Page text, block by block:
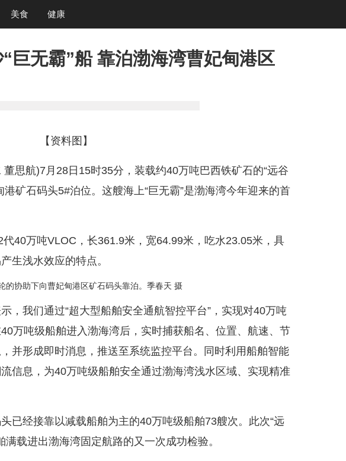
美食 健康
巨无霸”船 靠泊渤海湾曹妃甸港区
【资料图】
思航)7月28日15时35分，装载约40万吨巴西铁矿石的“远谷
矿石码头5#泊位。这艘海上“巨无霸”是渤海湾今年迎来的首
代40万吨VLOC，长361.9米，宽64.99米，吃水23.05米，具
生浅水效应的特点。
的协助下向曹妃甸港区矿石码头靠泊。季春天 摄
，我们通过“超大型船舶安全通航智控平台”，实现对40万吨
万吨级船舶进入渤海湾后，实时捕获船名、位置、航速、节
并形成即时消息，推送至系统监控平台。同时利用船舶智能
信息，为40万吨级船舶安全通过渤海湾浅水区域、实现精准
已经接靠以减载船舶为主的40万吨级船舶73艘次。此次“远
载进出渤海湾固定航路的又一次成功检验。